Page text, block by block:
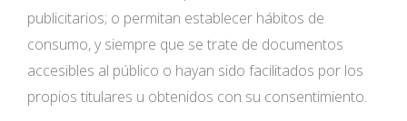
publicitarios; o permitan establecer hábitos de
consumo, y siempre que se trate de documentos
accesibles al público o hayan sido facilitados por los
propios titulares u obtenidos con su consentimiento.